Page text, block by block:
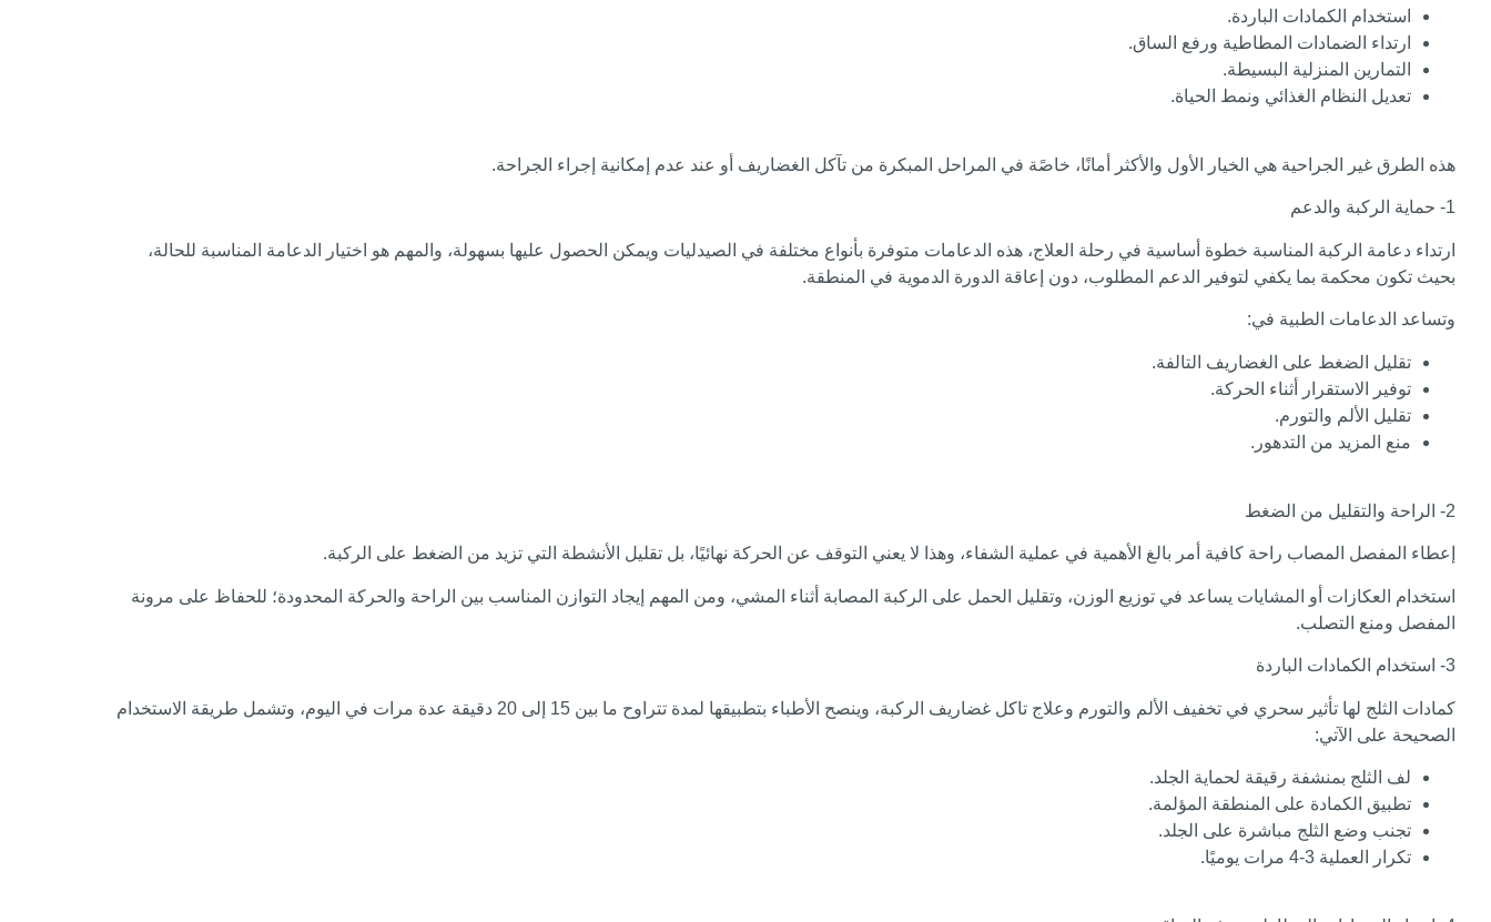
استخدام الكمادات الباردة.
ارتداء الضمادات المطاطية ورفع الساق.
التمارين المنزلية البسيطة.
تعديل النظام الغذائي ونمط الحياة.
هذه الطرق غير الجراحية هي الخيار الأول والأكثر أمانًا، خاصًة في المراحل المبكرة من تآكل الغضاريف أو عند عدم إمكانية إجراء الجراحة.
1- حماية الركبة والدعم
ارتداء دعامة الركبة المناسبة خطوة أساسية في رحلة العلاج، هذه الدعامات متوفرة بأنواع مختلفة في الصيدليات ويمكن الحصول عليها بسهولة، والمهم هو اختيار الدعامة المناسبة للحالة،
بحيث تكون محكمة بما يكفي لتوفير الدعم المطلوب، دون إعاقة الدورة الدموية في المنطقة.
وتساعد الدعامات الطبية في:
تقليل الضغط على الغضاريف التالفة.
توفير الاستقرار أثناء الحركة.
تقليل الألم والتورم.
منع المزيد من التدهور.
2- الراحة والتقليل من الضغط
إعطاء المفصل المصاب راحة كافية أمر بالغ الأهمية في عملية الشفاء، وهذا لا يعني التوقف عن الحركة نهائيًا، بل تقليل الأنشطة التي تزيد من الضغط على الركبة.
استخدام العكازات أو المشايات يساعد في توزيع الوزن، وتقليل الحمل على الركبة المصابة أثناء المشي، ومن المهم إيجاد التوازن المناسب بين الراحة والحركة المحدودة؛ للحفاظ على مرونة
المفصل ومنع التصلب.
3- استخدام الكمادات الباردة
كمادات الثلج لها تأثير سحري في تخفيف الألم والتورم وعلاج تاكل غضاريف الركبة، وينصح الأطباء بتطبيقها لمدة تتراوح ما بين 15 إلى 20 دقيقة عدة مرات في اليوم، وتشمل طريقة الاستخدام
الصحيحة على الآتي:
لف الثلج بمنشفة رقيقة لحماية الجلد.
تطبيق الكمادة على المنطقة المؤلمة.
تجنب وضع الثلج مباشرة على الجلد.
تكرار العملية 3-4 مرات يوميًا.